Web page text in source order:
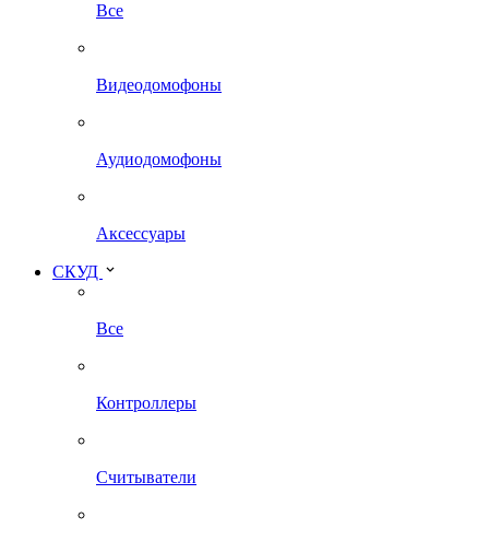
Все
Видеодомофоны
Аудиодомофоны
Аксессуары
СКУД
Все
Контроллеры
Считыватели